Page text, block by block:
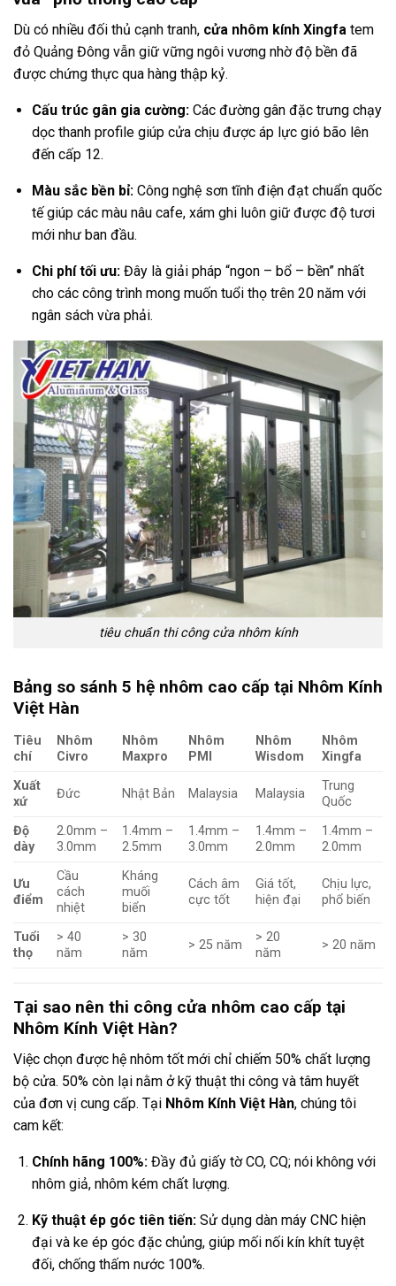
Dù có nhiều đối thủ cạnh tranh, cửa nhôm kính Xingfa tem
đỏ Quảng Đông vẫn giữ vững ngôi vương nhờ độ bền đã
được chứng thực qua hàng thập kỷ.
Cấu trúc gân gia cường:Các đường gân đặc trưng chạy
dọc thanh profile giúp cửa chịu được áp lực gió bão lên
đến cấp 12.
Màu sắc bền bỉ:Công nghệ sơn tĩnh điện đạt chuẩn quốc
tế giúp các màu nâu cafe, xám ghi luôn giữ được độ tươi
mới như ban đầu.
Chi phí tối ưu:Đây là giải pháp “ngon – bổ – bền” nhất
cho các công trình mong muốn tuổi thọ trên 20 năm với
ngân sách vừa phải.
tiêu chuẩn thi công cửa nhôm kính
Bảng so sánh 5 hệ nhôm cao cấp tại Nhôm Kính
Việt Hàn
Tiêu
chí
Nhôm
Civro
Nhôm
Maxpro
Nhôm
PMI
Nhôm
Wisdom
Nhôm
Xingfa
Xuất
xứ
Đức Nhật Bản Malaysia Malaysia
Trung
Quốc
Độ
dày
2.0mm –
3.0mm
1.4mm –
2.5mm
1.4mm –
3.0mm
1.4mm –
2.0mm
1.4mm –
2.0mm
Ưu
điểm
Cầu
cách
nhiệt
Kháng
muối
biển
Cách âm
cực tốt
Giá tốt,
hiện đại
Chịu lực,
phổ biến
Tuổi
thọ
> 40
năm
> 30
năm
> 25 năm
> 20
năm
> 20 năm
Tại sao nên thi công cửa nhôm cao cấp tại
Nhôm Kính Việt Hàn?
Việc chọn được hệ nhôm tốt mới chỉ chiếm 50% chất lượng
bộ cửa. 50% còn lại nằm ở kỹ thuật thi công và tâm huyết
của đơn vị cung cấp. Tại Nhôm Kính Việt Hàn, chúng tôi
cam kết:
Chính hãng 100%:Đầy đủ giấy tờ CO, CQ; nói không với
nhôm giả, nhôm kém chất lượng.
Kỹ thuật ép góc tiên tiến:Sử dụng dàn máy CNC hiện
đại và ke ép góc đặc chủng, giúp mối nối kín khít tuyệt
đối, chống thấm nước 100%.